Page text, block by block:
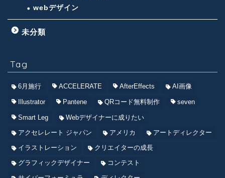
webデザイン
未分類
Tag
6月施行 ACCELERATE AfterEffects AI画像
Illustrator Pantene QRコード無料制作 seven
Smart Leg
Webデザイナーに成りたい
アクセレレート ジャパン
アメリカ
アートディレクター
イラストレーション
クリエイターの成長
グラフィックデザイナー
コンテスト